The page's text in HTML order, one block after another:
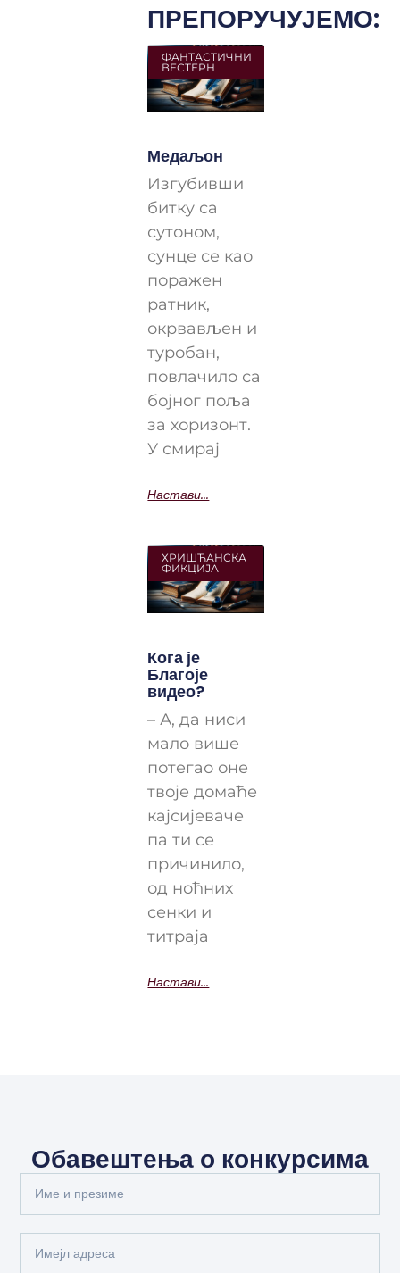
ПРЕПОРУЧУЈЕМО:
ФАНТАСТИЧНИ
ВЕСТЕРН
Медаљон
Изгубивши
битку са
сутоном,
сунце се као
поражен
ратник,
окрвављен и
туробан,
повлачило са
бојног поља
за хоризонт.
У смирај
Настави...
ХРИШЋАНСКА
ФИКЦИЈА
Кога је
Благоје
видео?
– А, да ниси
мало више
потегао оне
твоје домаће
кајсијеваче
па ти се
причинило,
од ноћних
сенки и
титраја
Настави...
Обавештења о конкурсима